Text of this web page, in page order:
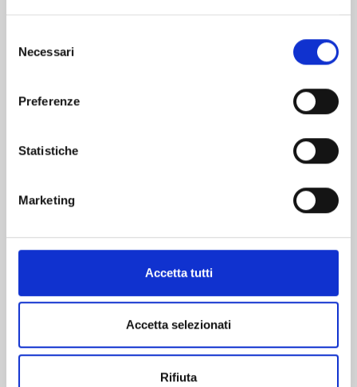
delNecessari
Preferenze
Statistiche
Marketing
Accetta tutti
Accetta selezionati
Rifiuta
Mostra tutto